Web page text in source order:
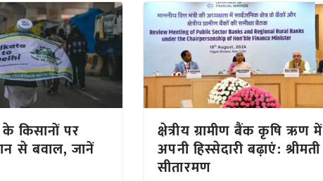
किसानों पर
से बवाल, जानें
क्षेत्रीय ग्रामीण बैंक कृषि ऋण में
अपनी हिस्सेदारी बढ़ाएं: श्रीमती
सीतारमण